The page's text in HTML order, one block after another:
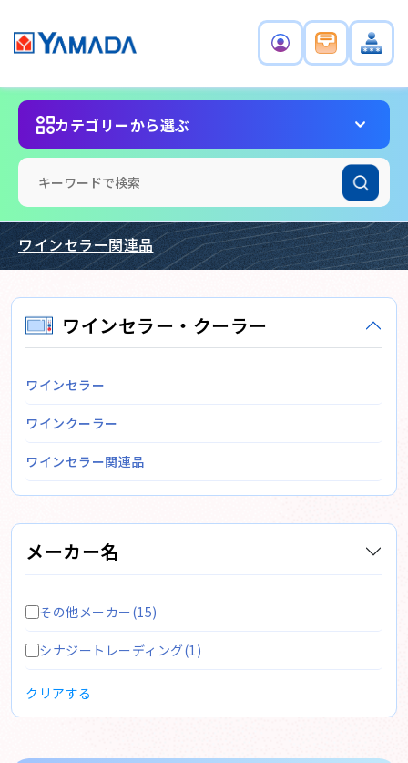
カテゴリーから選ぶ
ワインセラー関連品
ワインセラー・クーラー
ワインセラー
ワインクーラー
ワインセラー関連品
メーカー名
その他メーカー(15)
シナジートレーディング(1)
クリアする